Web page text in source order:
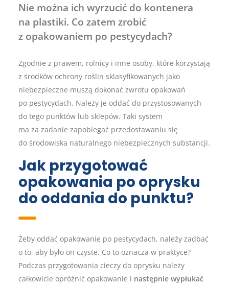
Nie można ich wyrzucić do kontenera
na plastiki. Co zatem zrobić
z opakowaniem po pestycydach?
Zgodnie z prawem, rolnicy i inne osoby, które korzystają
z środków ochrony roślin sklasyfikowanych jako
niebezpieczne muszą dokonać zwrotu opakowań
po pestycydach. Należy je oddać do przystosowanych
do tego punktów lub sklepów. Taki system
ma za zadanie zapobiegać przedostawaniu się
do środowiska naturalnego niebezpiecznych substancji.
Jak przygotować
opakowania po oprysku
do oddania do punktu?
Żeby oddać opakowanie po pestycydach, należy zadbać
o to, aby było on czyste. Co to oznacza w praktyce?
Podczas przygotowania cieczy do oprysku należy
całkowicie opróżnić opakowanie i następnie wypłukać